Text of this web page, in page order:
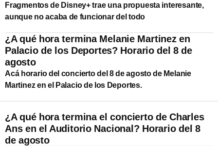
Fragmentos de Disney+ trae una propuesta interesante,
aunque no acaba de funcionar del todo
¿A qué hora termina Melanie Martinez en
Palacio de los Deportes? Horario del 8 de
agosto
Acá horario del concierto del 8 de agosto de Melanie
Martinez en el Palacio de los Deportes.
¿A qué hora termina el concierto de Charles
Ans en el Auditorio Nacional? Horario del 8
de agosto